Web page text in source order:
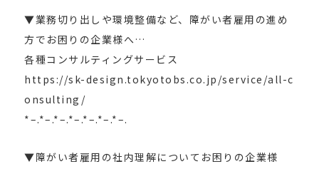
▼業務切り出しや環境整備など、障がい者雇用の進め
方でお困りの企業様へ…
各種コンサルティングサービス
https://sk-design.tokyotobs.co.jp/service/all-c
onsulting/
*–.*–.*–.*–.*–.*–.*–.
▼障がい者雇用の社内理解についてお困りの企業様